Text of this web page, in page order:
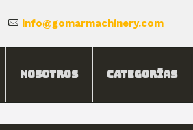
info@gomarmachinery.com
Nosotros Categorías